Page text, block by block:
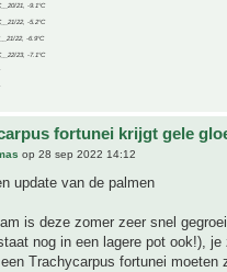
21, -9.1°C
22, -5.2°C
22, -6.9°C
23, -7.1°C
fortunei krijgt gele
op 28 sep 2022 14:12
update van de palmen
is deze zomer zeer snel
nog in een lagere pot ook!),
Trachycarpus fortunei